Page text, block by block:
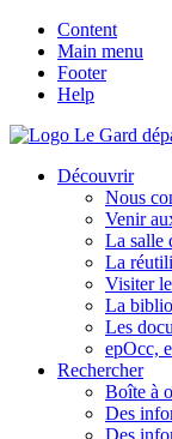
Content
Main menu
Footer
Help
Découvrir
Nous
Venir
La salle
La
Visiter
La
Les
epOcc,
Rechercher
Boîte à
Des
Des